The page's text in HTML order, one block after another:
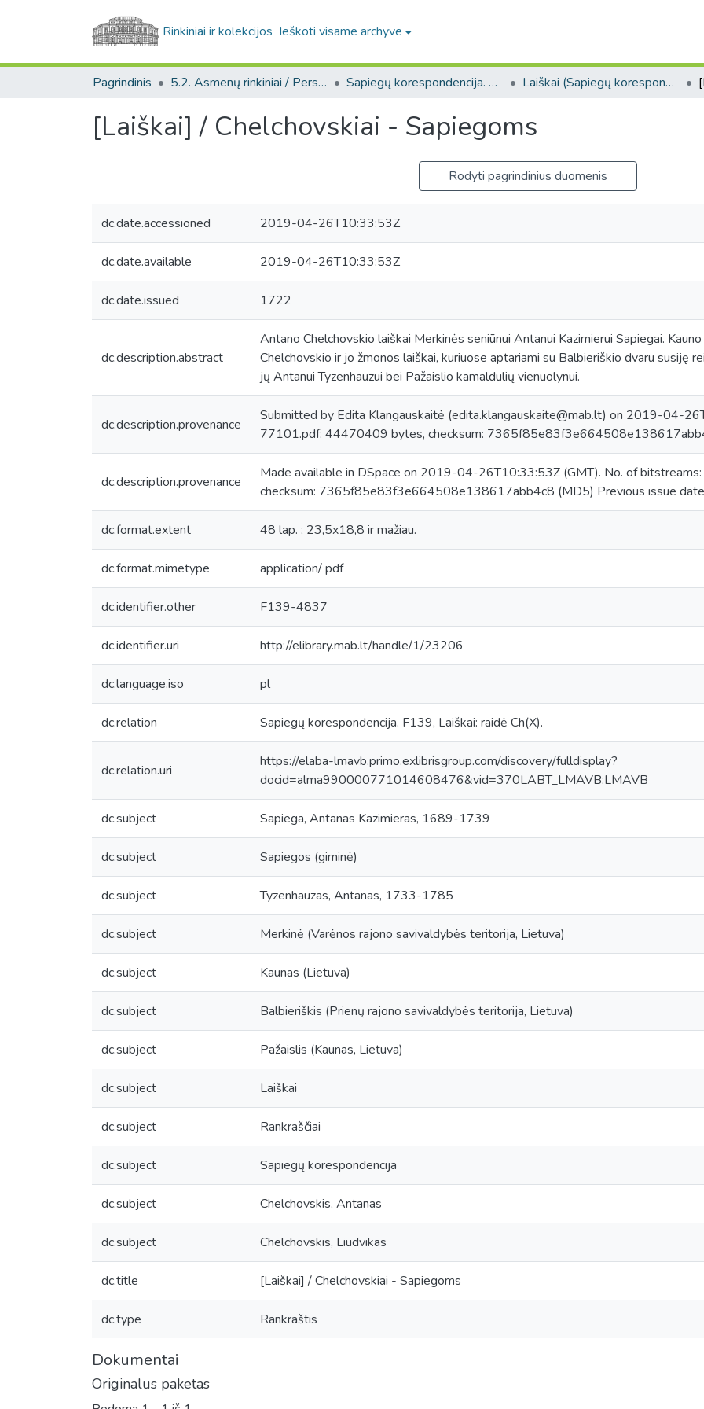
Rinkiniai ir kolekcijos Ieškoti visame archyve
Pagrindinis 5.2. Asmenų rinkiniai / Personal collections Sapiegų korespondencija. F139 Laiškai (Sapiegų korespondencija. F139)
[Laiškai] / Chelchovskiai - Sapiegoms
Rodyti pagrindinius duomenis
dc.date.accessioned 2019-04-26T10:33:53Z
dc.date.available 2019-04-26T10:33:53Z
dc.date.issued 1722
dc.description.abstract
Antano Chelchovskio laiškai Merkinės seniūnui Antanui Kazimierui Sapiegai.
Chelchovskio ir jo žmonos laiškai, kuriuose aptariami su Balbieriškio dvaru susiję
jų Antanui Tyzenhauzui bei Pažaislio kamaldulių vienuolynui.
dc.description.provenance
Submitted by Edita Klangauskaitė (edita.klangauskaite@mab.lt) on 2019-04-
77101.pdf: 44470409 bytes, checksum:
dc.description.provenance
Made available in DSpace on 2019-04-26T10:33:53Z (GMT). No. of
checksum: 7365f85e83f3e664508e138617abb4c8 (MD5) Previous issue
dc.format.extent 48 lap. ; 23,5x18,8 ir mažiau.
dc.format.mimetype application/ pdf
dc.identifier.other F139-4837
dc.identifier.uri http://elibrary.mab.lt/handle/1/23206
dc.language.iso pl
dc.relation Sapiegų korespondencija. F139, Laiškai: raidė Ch(X).
dc.relation.uri
https://elaba-lmavb.primo.exlibrisgroup.com/discovery/fulldisplay?
docid=alma990000771014608476&vid=370LABT_LMAVB:LMAVB
dc.subject Sapiega, Antanas Kazimieras, 1689-1739
dc.subject Sapiegos (giminė)
dc.subject Tyzenhauzas, Antanas, 1733-1785
dc.subject Merkinė (Varėnos rajono savivaldybės teritorija, Lietuva)
dc.subject Kaunas (Lietuva)
dc.subject Balbieriškis (Prienų rajono savivaldybės teritorija, Lietuva)
dc.subject Pažaislis (Kaunas, Lietuva)
dc.subject Laiškai
dc.subject Rankraščiai
dc.subject Sapiegų korespondencija
dc.subject Chelchovskis, Antanas
dc.subject Chelchovskis, Liudvikas
dc.title [Laiškai] / Chelchovskiai - Sapiegoms
dc.type Rankraštis
Dokumentai
Originalus paketas